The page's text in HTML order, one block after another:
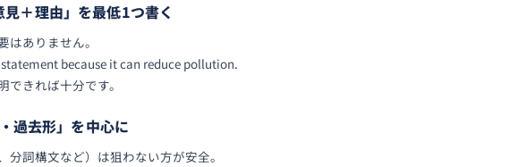
＋理由」を最低1つ書く
はありません。
because it can reduce pollution.
きれば十分です。
過去形」を中心に
分詞構文など）は狙わない方が安全。